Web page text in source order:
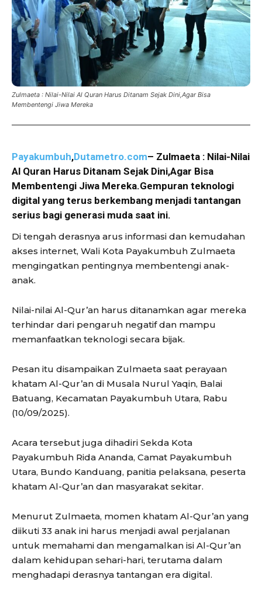
Zulmaeta : Nilai-Nilai Al Quran Harus Ditanam Sejak Dini,Agar Bisa
Membentengi Jiwa Mereka
Payakumbuh,Dutametro.com– Zulmaeta : Nilai-Nilai
Al Quran Harus Ditanam Sejak Dini,Agar Bisa
Membentengi Jiwa Mereka.Gempuran teknologi
digital yang terus berkembang menjadi tantangan
serius bagi generasi muda saat ini.
Di tengah derasnya arus informasi dan kemudahan
akses internet, Wali Kota Payakumbuh Zulmaeta
mengingatkan pentingnya membentengi anak-
anak.
Nilai-nilai Al-Qur’an harus ditanamkan agar mereka
terhindar dari pengaruh negatif dan mampu
memanfaatkan teknologi secara bijak.
Pesan itu disampaikan Zulmaeta saat perayaan
khatam Al-Qur’an di Musala Nurul Yaqin, Balai
Batuang, Kecamatan Payakumbuh Utara, Rabu
(10/09/2025).
Acara tersebut juga dihadiri Sekda Kota
Payakumbuh Rida Ananda, Camat Payakumbuh
Utara, Bundo Kanduang, panitia pelaksana, peserta
khatam Al-Qur’an dan masyarakat sekitar.
Menurut Zulmaeta, momen khatam Al-Qur’an yang
diikuti 33 anak ini harus menjadi awal perjalanan
untuk memahami dan mengamalkan isi Al-Qur’an
dalam kehidupan sehari-hari, terutama dalam
menghadapi derasnya tantangan era digital.